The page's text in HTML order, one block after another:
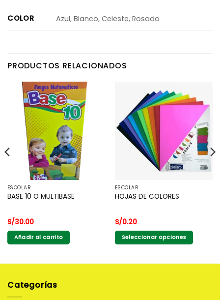
COLOR Azul, Blanco, Celeste, Rosado
PRODUCTOS RELACIONADOS
ESCOLAR
BASE 10 O MULTIBASE
S/30.00
Añadir al carrito
ESCOLAR
HOJAS DE COLORES
S/0.20
Seleccionar opciones
Categorías